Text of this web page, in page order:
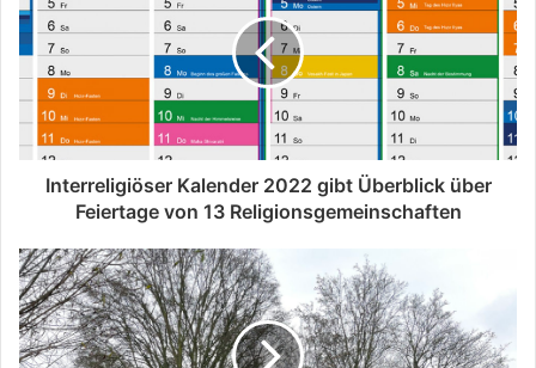
Interreligiöser Kalender 2022 gibt Überblick über
Feiertage von 13 Religionsgemeinschaften